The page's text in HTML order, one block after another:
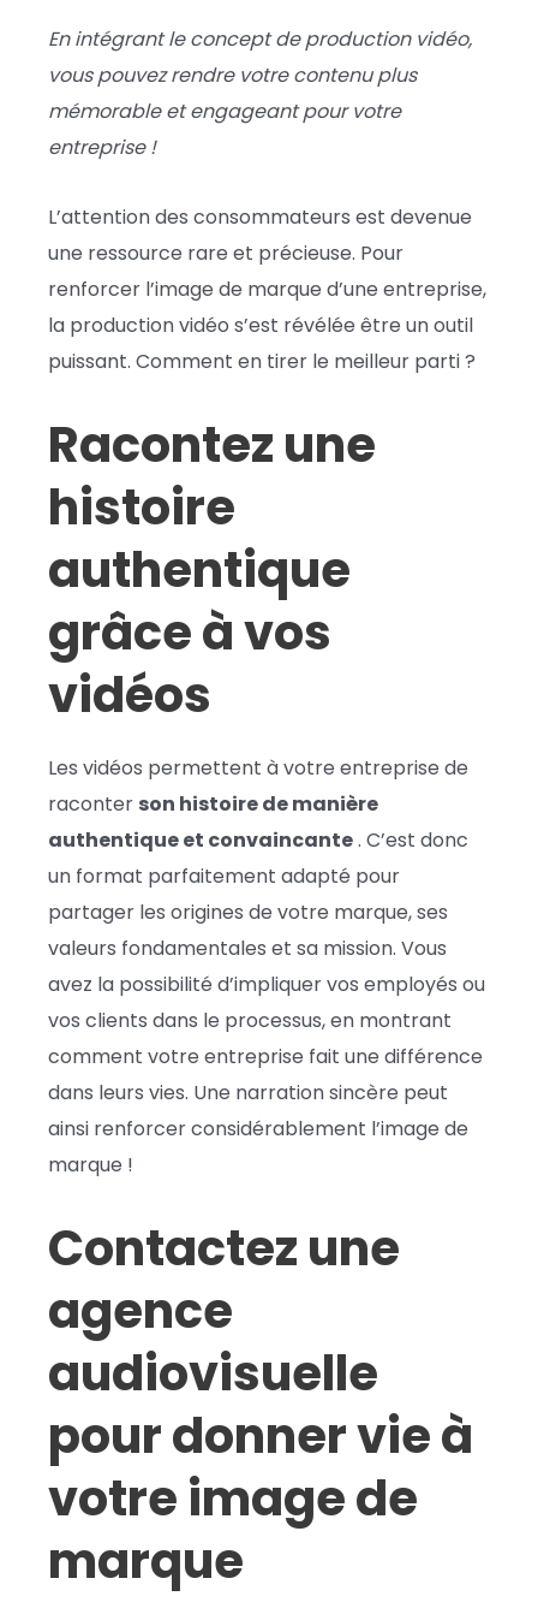
En intégrant le concept de production vidéo,
vous pouvez rendre votre contenu plus
mémorable et engageant pour votre
entreprise !
L’attention des consommateurs est devenue
une ressource rare et précieuse. Pour
renforcer l’image de marque d’une entreprise,
la production vidéo s’est révélée être un outil
puissant. Comment en tirer le meilleur parti ?
Racontez une
histoire
authentique
grâce à vos
vidéos
Les vidéos permettent à votre entreprise de
raconter son histoire de manière
authentique et convaincante. C’est donc
un format parfaitement adapté pour
partager les origines de votre marque, ses
valeurs fondamentales et sa mission. Vous
avez la possibilité d’impliquer vos employés ou
vos clients dans le processus, en montrant
comment votre entreprise fait une différence
dans leurs vies. Une narration sincère peut
ainsi renforcer considérablement l’image de
marque !
Contactez une
agence
audiovisuelle
pour donner vie à
votre image de
marque